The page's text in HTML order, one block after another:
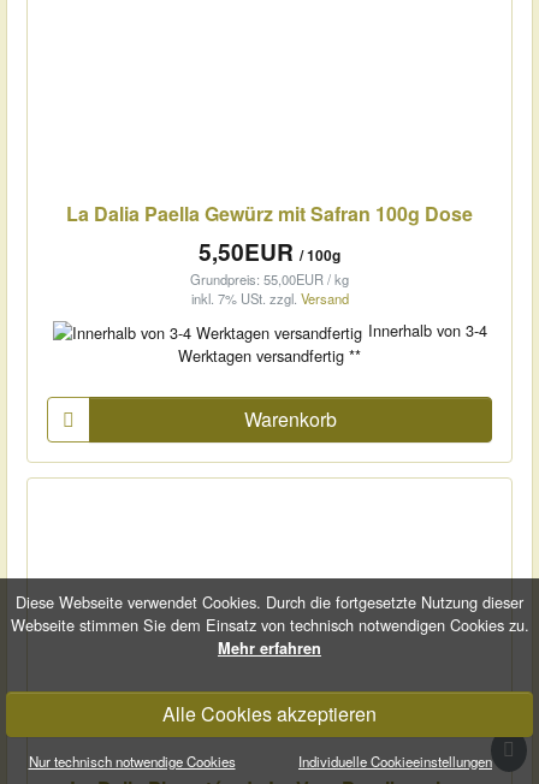
Diese Webseite verwendet Cookies. Durch die fortgesetzte Nutzung dieser
Webseite stimmen Sie dem Einsatz von technisch notwendigen Cookies zu.
Mehr erfahren
Alle Cookies akzeptieren
Nur technisch notwendige Cookies Individuelle Cookieeinstellungen
La Dalia Paella Gewürz mit Safran 100g Dose
5,50EUR / 100g
Grundpreis: 55,00EUR / kg
inkl. 7% USt. zzgl. Versand
Innerhalb von 3-4
Werktagen versandfertig **
Warenkorb
